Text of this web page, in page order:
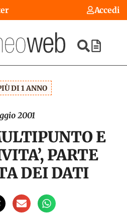
Accedi
DI 1 ANNO
2001
E
PARTE
DEI DATI